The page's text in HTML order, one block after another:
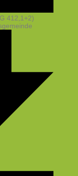
412,1+2)